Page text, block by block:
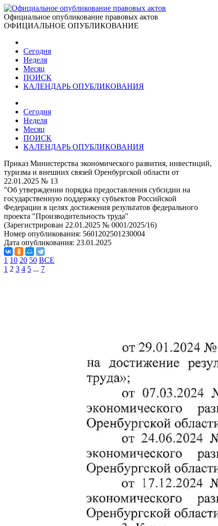
Официальное опубликование правовых актов
ОФИЦИАЛЬНОЕ ОПУБЛИКОВАНИЕ
Сегодня
Неделя
Месяц
ПОИСК
КАЛЕНДАРЬ ОПУБЛИКОВАНИЯ
Сегодня
Неделя
Месяц
ПОИСК
КАЛЕНДАРЬ ОПУБЛИКОВАНИЯ
Приказ Министерства экономического развития, инвестиций,
туризма и внешних связей Оренбургской области от
22.01.2025 № 13
"Об утверждении порядка предоставления субсидии на
государственную поддержку субъектов Российской
Федерации в целях достижения результатов федерального
проекта "Производительность труда"
(Зарегистрирован 22.01.2025 № 0001/2025/16)
Номер опубликования: 5601202501230004
Дата опубликования: 23.01.2025
1 10 20 50 ВСЕ
1 2 3 4 5 ... 7